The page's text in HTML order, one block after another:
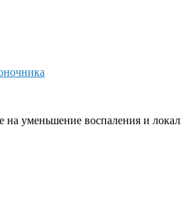
уменьшение воспаления и